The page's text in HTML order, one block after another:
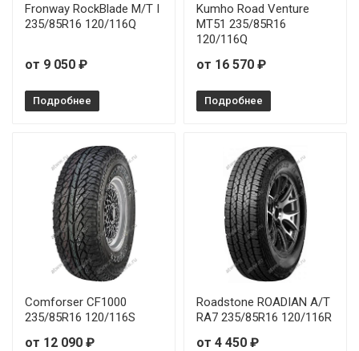
Fronway RockBlade M/T I
235/85R16 120/116Q
от 9 050 ₽
Подробнее
Kumho Road Venture
MT51 235/85R16
120/116Q
от 16 570 ₽
Подробнее
Comforser CF1000
235/85R16 120/116S
от 12 090 ₽
Roadstone ROADIAN A/T
RA7 235/85R16 120/116R
от 4 450 ₽